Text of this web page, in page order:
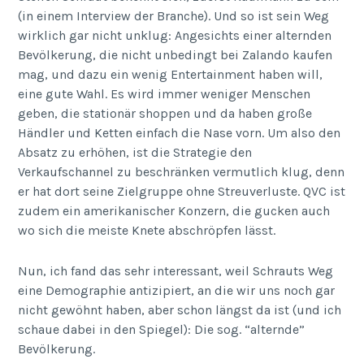
(in einem Interview der Branche). Und so ist sein Weg
wirklich gar nicht unklug: Angesichts einer alternden
Bevölkerung, die nicht unbedingt bei Zalando kaufen
mag, und dazu ein wenig Entertainment haben will,
eine gute Wahl. Es wird immer weniger Menschen
geben, die stationär shoppen und da haben große
Händler und Ketten einfach die Nase vorn. Um also den
Absatz zu erhöhen, ist die Strategie den
Verkaufschannel zu beschränken vermutlich klug, denn
er hat dort seine Zielgruppe ohne Streuverluste. QVC ist
zudem ein amerikanischer Konzern, die gucken auch
wo sich die meiste Knete abschröpfen lässt.
Nun, ich fand das sehr interessant, weil Schrauts Weg
eine Demographie antizipiert, an die wir uns noch gar
nicht gewöhnt haben, aber schon längst da ist (und ich
schaue dabei in den Spiegel): Die sog. “alternde”
Bevölkerung.